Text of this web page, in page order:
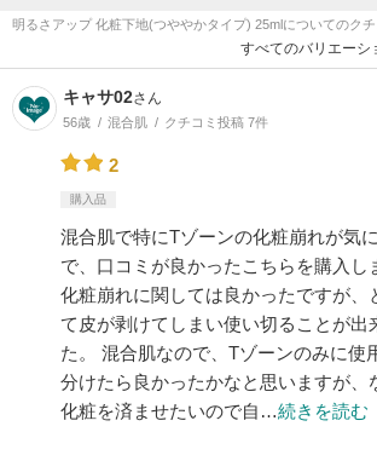
明るさアップ 化粧下地(つややかタイプ) 25mlについてのクチ
すべてのバリエーシ
キャサ02さん
56歳 混合肌 クチコミ投稿 7件
2
購入品
混合肌で特にTゾーンの化粧崩れが気
で、口コミが良かったこちらを購入し
化粧崩れに関しては良かったですが、
て皮が剥けてしまい使い切ることが出
た。 混合肌なので、Tゾーンのみに使
分けたら良かったかなと思いますが、
化粧を済ませたいので自…続きを読む